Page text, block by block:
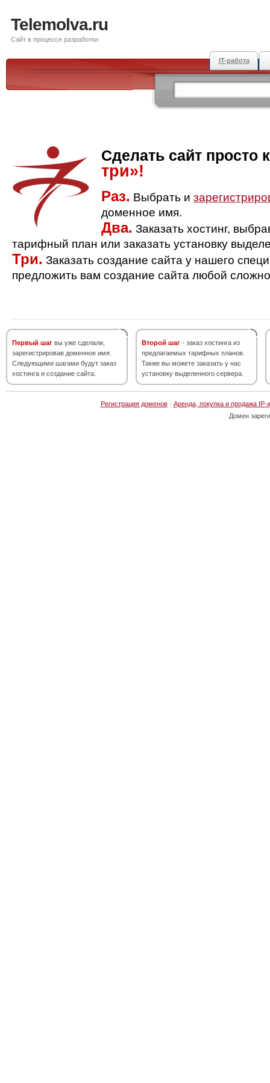
Telemolva.ru
Сайт в процессе разработки
IT-работа
Сделать сайт просто
три»!
Раз. Выбрать и
доменное имя.
Два. Заказать хостинг,
тарифный план или заказать установку
Три. Заказать создание сайта у нашего
предложить вам создание сайта любой
Первый шаг вы уже сделали,
зарегистрировав доменное имя.
Следующими шагами будут заказ
хостинга и создание сайта.
Второй шаг - заказ хостинга из
предлагаемых тарифных планов.
Также вы можете заказать у нас
установку выделенного сервера.
Регистрация доменов· Аренда, покупка и продажа IP-
Домен